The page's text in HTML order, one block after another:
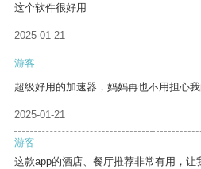
这个软件很好用
2025-01-21
游客
超级好用的加速器，妈妈再也不用担心我
2025-01-21
游客
这款app的酒店、餐厅推荐非常有用，